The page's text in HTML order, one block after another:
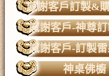
感謝客戶訂製&
感謝客戶-神尊
感謝客戶-訂製
神桌佛櫥